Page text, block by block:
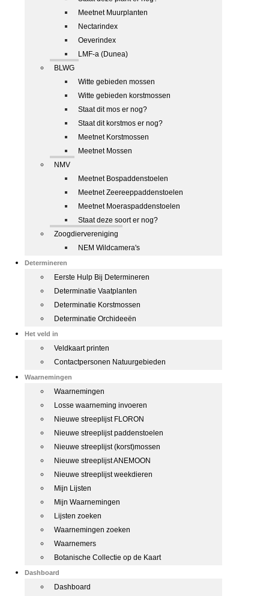
Meetnet Muurplanten
Nectarindex
Oeverindex
LMF-a (Dunea)
BLWG
Witte gebieden mossen
Witte gebieden korstmossen
Staat dit mos er nog?
Staat dit korstmos er nog?
Meetnet Korstmossen
Meetnet Mossen
NMV
Meetnet Bospaddenstoelen
Meetnet Zeereeppaddenstoelen
Meetnet Moeraspaddenstoelen
Staat deze soort er nog?
Zoogdiervereniging
NEM Wildcamera's
Determineren
Eerste Hulp Bij Determineren
Determinatie Vaatplanten
Determinatie Korstmossen
Determinatie Orchideeën
Het veld in
Veldkaart printen
Contactpersonen Natuurgebieden
Waarnemingen
Waarnemingen
Losse waarneming invoeren
Nieuwe streeplijst FLORON
Nieuwe streeplijst paddenstoelen
Nieuwe streeplijst (korst)mossen
Nieuwe streeplijst ANEMOON
Nieuwe streeplijst weekdieren
Mijn Lijsten
Mijn Waarnemingen
Lijsten zoeken
Waarnemingen zoeken
Waarnemers
Botanische Collectie op de Kaart
Dashboard
Dashboard